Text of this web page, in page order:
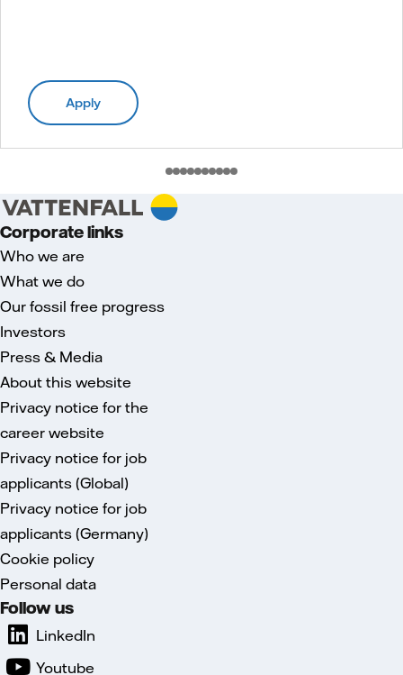
Apply
Corporate links
Who we are
What we do
Our fossil free progress
Investors
Press & Media
About this website
Privacy notice for the
career website
Privacy notice for job
applicants (Global)
Privacy notice for job
applicants (Germany)
Cookie policy
Personal data
Follow us
LinkedIn
Youtube